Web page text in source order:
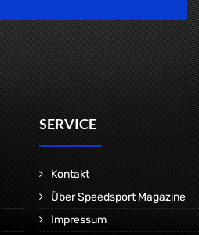
SERVICE
Kontakt
Über Speedsport Magazine
Impressum